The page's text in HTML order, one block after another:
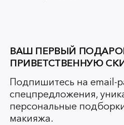
ВАШ ПЕРВЫЙ
ПРИВЕТСТВЕННУЮ
Подпишитесь на email-
спецпредложения,
персональные
макияжа.